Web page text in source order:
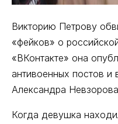
Викторию Петрову
«фейков» о
«ВКонтакте» она
антивоенных постов
Александра
Когда девушка